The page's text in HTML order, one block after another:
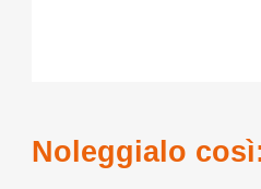
Noleggialo